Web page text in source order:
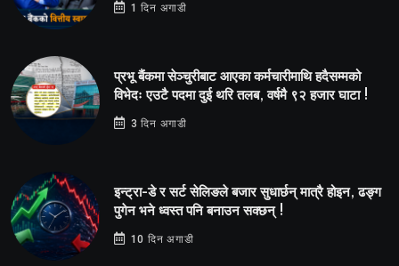
1 दिन अगाडी
प्रभू बैंकमा सेञ्चुरीबाट आएका कर्मचारीमाथि हदैसम्मको
विभेदः एउटै पदमा दुई थरि तलब, वर्षमै ९२ हजार घाटा !
3 दिन अगाडी
इन्ट्रा-डे र सर्ट सेलिङले बजार सुधार्छन् मात्रै होइन, ढङ्ग
पुगेन भने ध्वस्त पनि बनाउन सक्छन् !
10 दिन अगाडी